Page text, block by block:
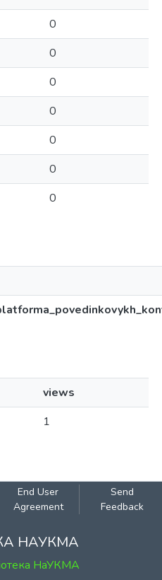
0
0
0
0
0
0
0
views
1
End User
Agreement
Send
Feedback
НАУКМА
НаУКМА